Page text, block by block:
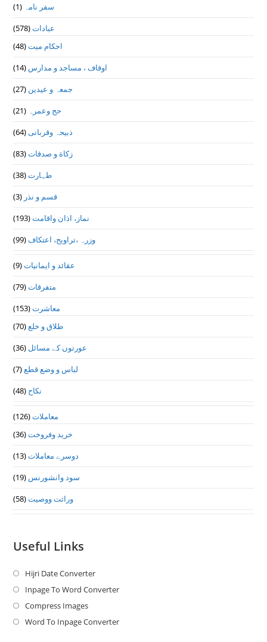
سفر نامہ (1)
عبادات(578)
احکام میت(48)
اوقاف ، مساجد و مدارس (14)
جمعہ و عیدین (27)
حج وعمرہ (21)
ذبیحہ وقربانی(64)
زکاة و صدقات(83)
طہارت(38)
قسم و نذر (3)
نماز، اذان واقامت(193)
وزرہ ،تراويح، اعتكاف(99)
عقائد و ایمانیات(9)
متفرقات(79)
معاشرت(153)
طلاق و خلع(70)
عورتوں کے مسائل (36)
لباس و وضع قطع(7)
نکاح (48)
معاملات(126)
خرید وفروخت(36)
دوسرے معاملات(13)
سود وانشورنس (19)
وراثت ووصيت(58)
Useful Links
Hijri Date ConverterOpens
in
new
Inpage To Word ConverterOpens
a
Compress ImagesOpens
in
Word To Inpage ConverterOpens